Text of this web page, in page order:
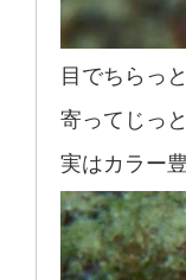
目でちらっ
寄ってじっ
実はカラー